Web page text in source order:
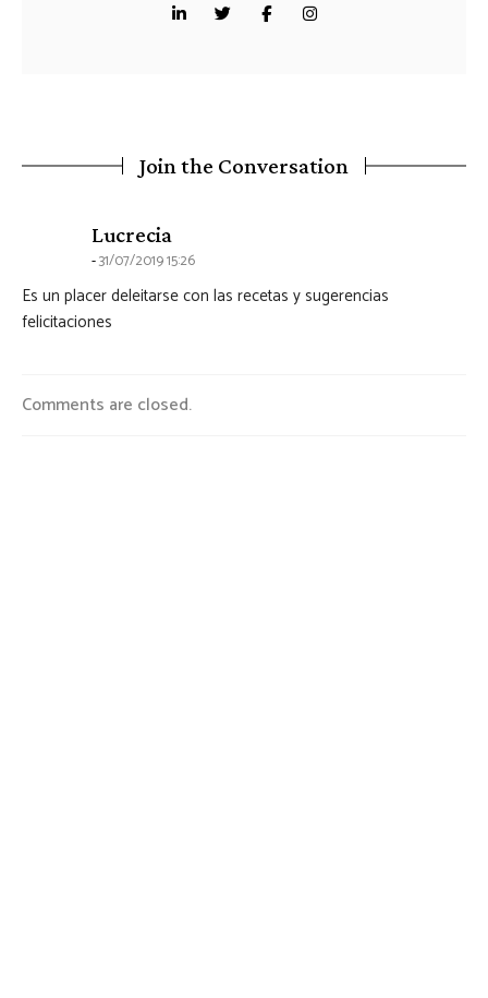
Join the Conversation
Lucrecia
31/07/2019 15:26
Es un placer deleitarse con las recetas y sugerencias
felicitaciones
Comments are closed.